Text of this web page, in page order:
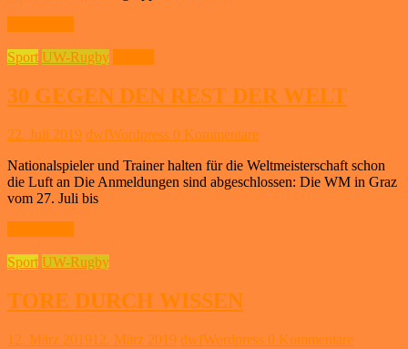
Sport UW-Rugby
30 GEGEN DEN REST DER WELT
22. Juli 2019 dwfWordpress 0 Kommentare
Nationalspieler und Trainer halten für die Weltmeisterschaft schon
die Luft an Die Anmeldungen sind abgeschlossen: Die WM in Graz
vom 27. Juli bis
Sport UW-Rugby
TORE DURCH WISSEN
12. März 201912. März 2019 dwfWordpress 0 Kommentare